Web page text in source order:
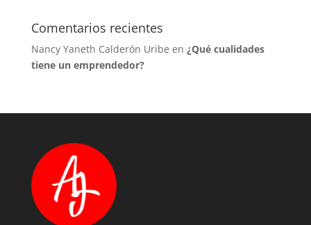
Comentarios recientes
Nancy Yaneth Calderón Uribe en ¿Qué cualidades
tiene un emprendedor?